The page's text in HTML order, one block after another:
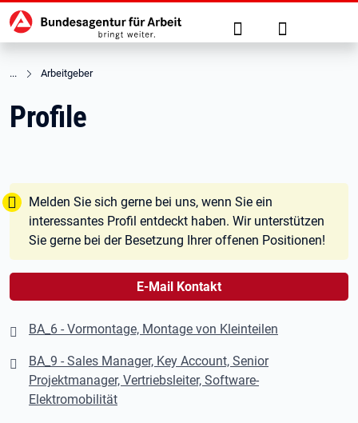
zu den Hauptinhalten springen
Hauptnavigation Suche Anmelden
Arbeitgeber
Profile
Tipp:
Melden Sie sich gerne bei uns, wenn Sie ein
interessantes Profil entdeckt haben. Wir unterstützen
Sie gerne bei der Besetzung Ihrer offenen Positionen!
E-Mail Kontakt
BA_6 - Vormontage, Montage von Kleinteilen
BA_9 - Sales Manager, Key Account, Senior
Projektmanager, Vertriebsleiter, Software-
Elektromobilität